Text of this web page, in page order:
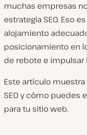
muchas empresas
estrategia SEO. Eso
alojamiento
posicionamiento en
de rebote e impulsar
Este artículo
SEO y cómo puedes
para tu sitio web.